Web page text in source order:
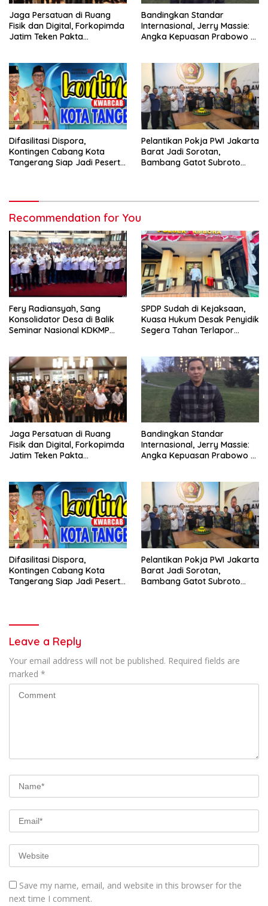
Jaga Persatuan di Ruang
Fisik dan Digital, Forkopimda
Jatim Teken Pakta
Bandingkan Standar
Internasional, Jerry Massie:
Angka Kepuasan Prabowo 51
Difasilitasi Dispora,
Kontingen Cabang Kota
Tangerang Siap Jadi Peserta
Pelantikan Pokja PWI Jakarta
Barat Jadi Sorotan,
Bambang Gatot Subroto
Recommendation for You
Fery Radiansyah, Sang
Konsolidator Desa di Balik
Seminar Nasional KDKMP
SPDP Sudah di Kejaksaan,
Kuasa Hukum Desak Penyidik
Segera Tahan Terlapor
Jaga Persatuan di Ruang
Fisik dan Digital, Forkopimda
Jatim Teken Pakta
Bandingkan Standar
Internasional, Jerry Massie:
Angka Kepuasan Prabowo 51
Difasilitasi Dispora,
Kontingen Cabang Kota
Tangerang Siap Jadi Peserta
Pelantikan Pokja PWI Jakarta
Barat Jadi Sorotan,
Bambang Gatot Subroto
Leave a Reply
Your email address will not be published. Required fields are
marked *
Save my name, email, and website in this browser for the
next time I comment.